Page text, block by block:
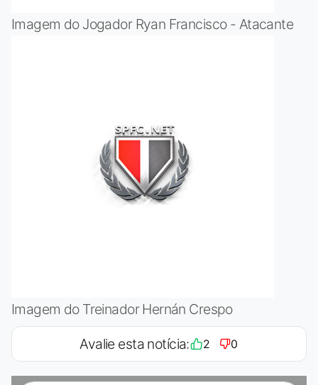
Imagem do Jogador Ryan Francisco - Atacante
Imagem do Treinador Hernán Crespo
Avalie esta notícia: 2 0